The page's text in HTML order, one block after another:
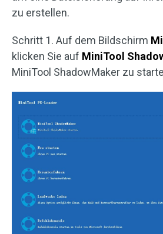
zu erstellen.
Schritt 1. Auf dem Bildschirm
klicken Sie auf MiniTool
MiniTool ShadowMaker zu